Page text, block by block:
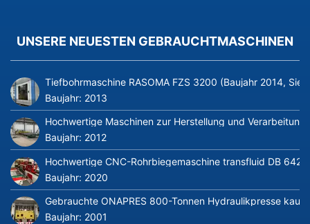
UNSERE NEUESTEN GEBRAUCHTMASCHINEN
Tiefbohrmaschine RASOMA FZS 3200 (Baujahr 2014,
Baujahr: 2013
Hochwertige Maschinen zur Herstellung und
Baujahr: 2012
Hochwertige CNC-Rohrbiegemaschine transfluid DB
Baujahr: 2020
Gebrauchte ONAPRES 800-Tonnen Hydraulikpresse
Baujahr: 2001